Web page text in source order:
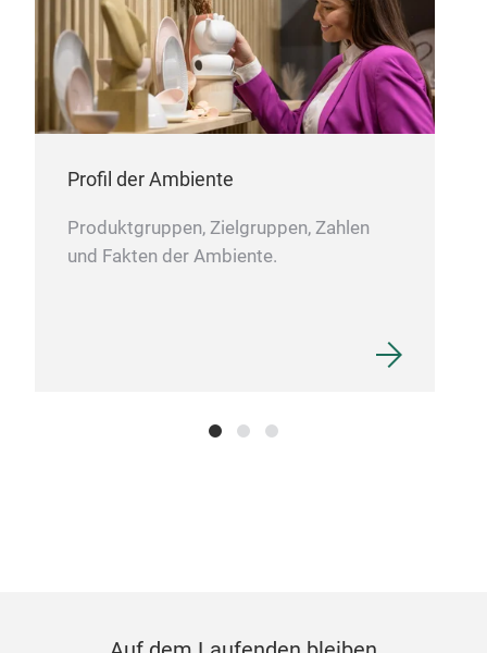
Profil der Ambiente
Produktgruppen, Zielgruppen, Zahlen
und Fakten der Ambiente.